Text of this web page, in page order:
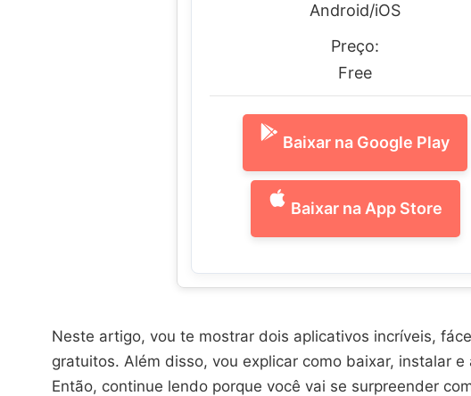
Android/iOS
Preço:
Free
Baixar na Google Play
Baixar na App Store
Neste artigo, vou te mostrar dois aplicativos incríveis,
gratuitos. Além disso, vou explicar como baixar, instalar
Então, continue lendo porque você vai se surpreender